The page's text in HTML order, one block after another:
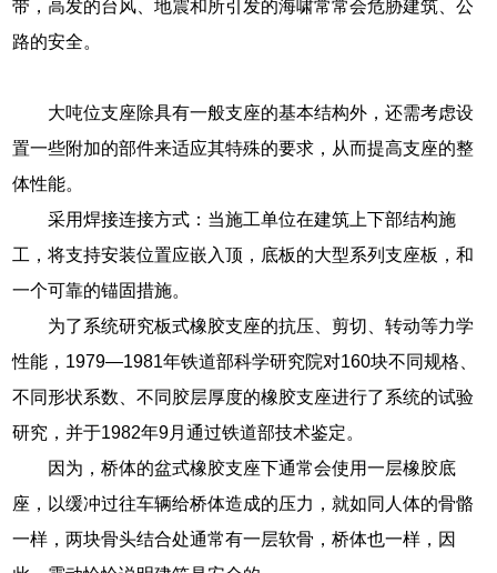
带，高发的台风、地震和所引发的海啸常常会危胁建筑、公
路的安全。
大吨位支座除具有一般支座的基本结构外，还需考虑设
置一些附加的部件来适应其特殊的要求，从而提高支座的整
体性能。
采用焊接连接方式：当施工单位在建筑上下部结构施
工，将支持安装位置应嵌入顶，底板的大型系列支座板，和
一个可靠的锚固措施。
为了系统研究板式橡胶支座的抗压、剪切、转动等力学
性能，1979—1981年铁道部科学研究院对160块不同规格、
不同形状系数、不同胶层厚度的橡胶支座进行了系统的试验
研究，并于1982年9月通过铁道部技术鉴定。
因为，桥体的盆式橡胶支座下通常会使用一层橡胶底
座，以缓冲过往车辆给桥体造成的压力，就如同人体的骨骼
一样，两块骨头结合处通常有一层软骨，桥体也一样，因